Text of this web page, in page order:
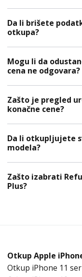
Da li brišete
otkupa?
Mogu li da
cena ne odgovara?
Zašto je pregled
konačne cene?
Da li otkupljujete
modela?
Zašto izabrati
Plus?
Otkup Apple
Otkup iPhone 11